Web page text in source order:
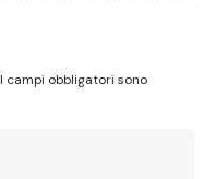
I campi obbligatori sono